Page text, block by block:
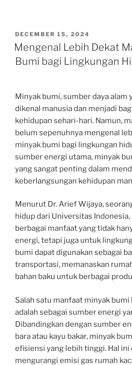
POSTED
ON
DECEMBER 15, 2024
Mengenal Lebih Dekat
Bumi bagi Lingkungan
Minyak bumi, sumber daya alam
dikenal manusia dan menjadi
kehidupan sehari-hari. Namun,
belum sepenuhnya mengenal
minyak bumi bagi lingkungan
sumber energi utama, minyak
yang sangat penting dalam
keberlangsungan kehidupan
Menurut Dr. Arief Wijaya,
hidup dari Universitas
berbagai manfaat yang tidak
energi, tetapi juga untuk
bumi dapat digunakan sebagai
transportasi, memanaskan
bahan baku untuk berbagai
Salah satu manfaat minyak
adalah sebagai sumber energi
Dibandingkan dengan sumber
bara atau kayu bakar, minyak
efisiensi yang lebih tinggi. Hal
mengurangi emisi gas rumah